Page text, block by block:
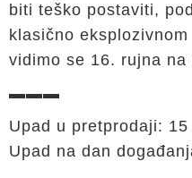
biti teško postaviti,
klasično
vidimo se 16. rujna
▬▬▬
Upad u pretprodaji: 15
Upad na dan